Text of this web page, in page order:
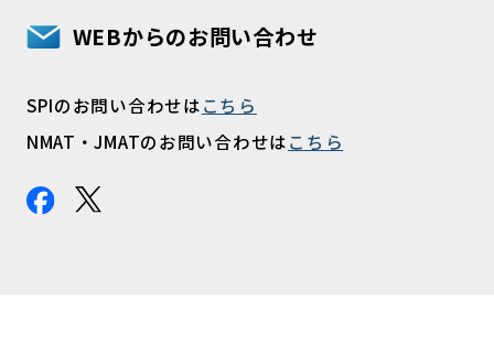
WEBからのお問い合わせ
SPIのお問い合わせはこちら
NMAT・JMATのお問い合わせはこちら